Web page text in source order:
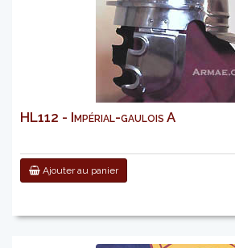
HL112 - Impérial-gaulois A
Ajouter au panier